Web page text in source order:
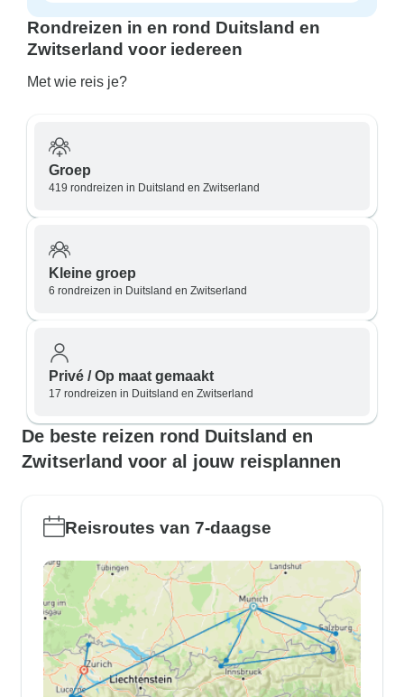
Rondreizen in en rond Duitsland en
Zwitserland voor iedereen
Met wie reis je?
Groep
419 rondreizen in Duitsland en Zwitserland
Kleine groep
6 rondreizen in Duitsland en Zwitserland
Privé / Op maat gemaakt
17 rondreizen in Duitsland en Zwitserland
De beste reizen rond Duitsland en
Zwitserland voor al jouw reisplannen
Reisroutes van 7-daagse